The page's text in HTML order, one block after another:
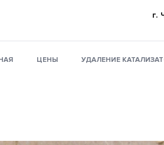
г.
ЦЕНЫ УДАЛЕНИЕ